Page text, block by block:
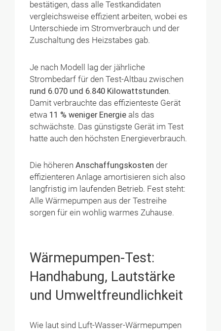
bestätigen, dass alle Testkandidaten
vergleichsweise effizient arbeiten, wobei es
Unterschiede im Stromverbrauch und der
Zuschaltung des Heizstabes gab.
Je nach Modell lag der jährliche
Strombedarf für den Test-Altbau zwischen
rund 6.070 und 6.840 Kilowattstunden.
Damit verbrauchte das effizienteste Gerät
etwa 11 % weniger Energie als das
schwächste. Das günstigste Gerät im Test
hatte auch den höchsten Energieverbrauch.
Die höheren Anschaffungskosten der
effizienteren Anlage amortisieren sich also
langfristig im laufenden Betrieb. Fest steht:
Alle Wärmepumpen aus der Testreihe
sorgen für ein wohlig warmes Zuhause.
Wärmepumpen-Test:
Handhabung, Lautstärke
und Umweltfreundlichkeit
Wie laut sind Luft-Wasser-Wärmepumpen